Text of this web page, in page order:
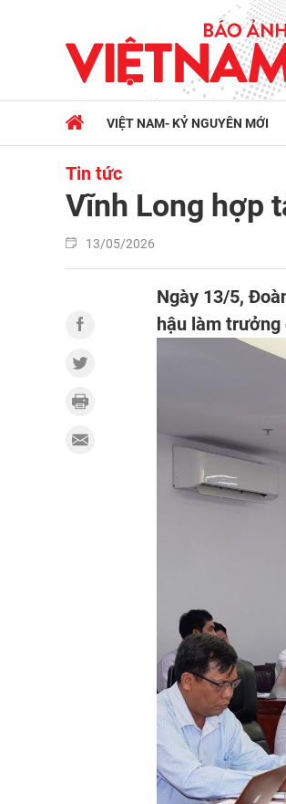
VIỆT NAM- KỶ NGUYÊN MỚI
Tin tức
Vĩnh Long hợp
13/05/2026
Ngày 13/5,
hậu làm trưởng